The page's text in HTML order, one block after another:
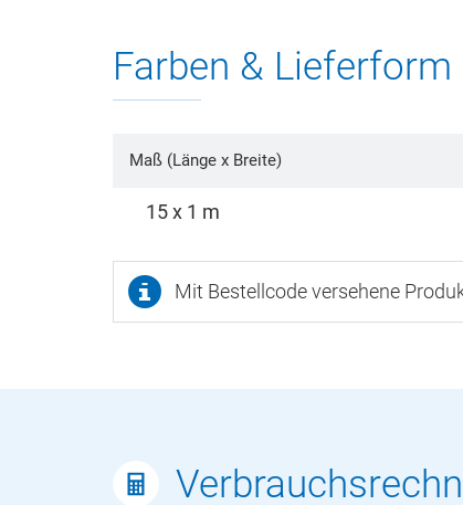
Farben & Lieferform
Maß (Länge x Breite)
15 x 1 m
Mit Bestellcode versehene